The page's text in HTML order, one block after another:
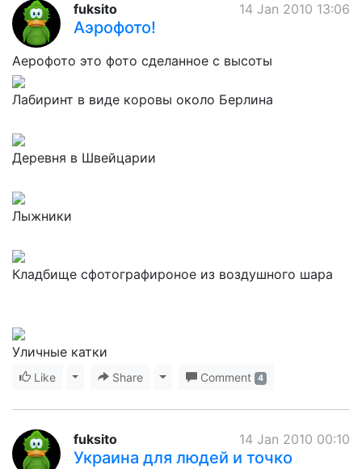
14 Jan 2010 13:06
fuksito
Аэрофото!
Аерофото это фото сделанное с высоты
Лабиринт в виде коровы около Берлина
Деревня в Швейцарии
Лыжники
Кладбище сфотографироное из воздушного шара
Уличные катки
Like Toggle Dropdown
Share Toggle Dropdown
Comment 4
14 Jan 2010 00:10
fuksito
Украина для людей и точко